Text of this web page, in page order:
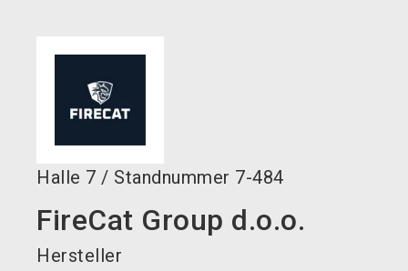
Halle 7 / Standnummer 7-484
FireCat Group d.o.o.
Hersteller